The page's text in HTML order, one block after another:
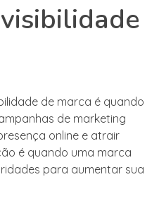
de marca é quando
de marketing
online e atrair
é quando uma marca
para aumentar sua